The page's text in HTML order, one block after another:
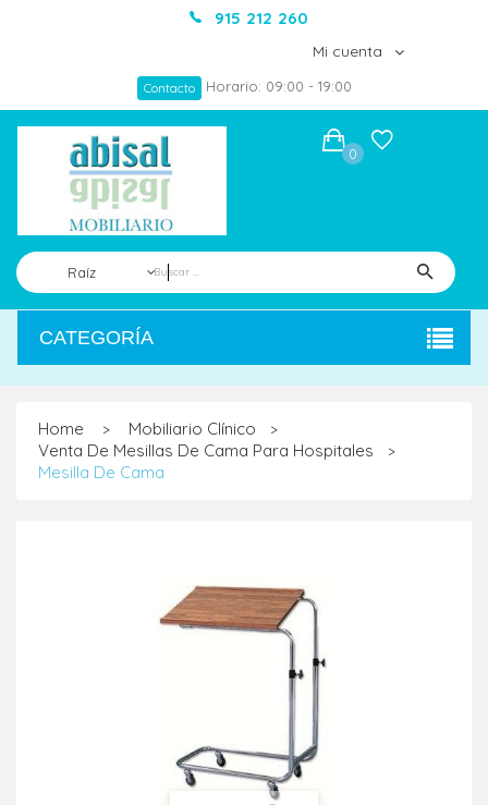
915 212 260
Mi cuenta
Contacto Horario: 09:00 - 19:00
Raíz
0
CATEGORÍA
Home > Mobiliario Clínico >
Venta De Mesillas De Cama Para Hospitales >
Mesilla De Cama